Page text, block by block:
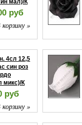
мал)/К
руб
»
4сл 12,5
син роз
микс)/К
руб
»